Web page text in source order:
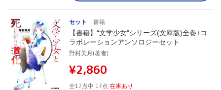
セット 書籍
【書籍】“文学少女"シリーズ(文庫版)全巻+コ
ラボレーションアンソロジーセット
野村美月(著者)
¥2,860
全17点中 17点 在庫あり